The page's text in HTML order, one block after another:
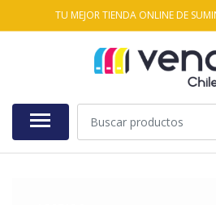
TU MEJOR TIENDA ONLINE DE